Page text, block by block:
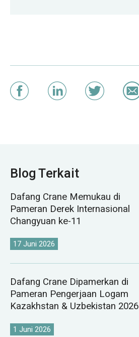
Blog Terkait
Dafang Crane Memukau di
Pameran Derek Internasional
Changyuan ke-11
17 Juni 2026
Dafang Crane Dipamerkan di
Pameran Pengerjaan Logam
Kazakhstan & Uzbekistan 2026
1 Juni 2026